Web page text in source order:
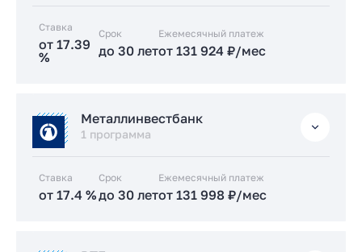
Подать заявку застройщику
Заказать консультацию
Ставка
от 17.39
%
Срок
до 30 лет
Ежемесячный платеж
от 131 924 ₽/мес
от 17.39 % до 30 лет
Заказать консультацию
Металлинвестбанк
1 программа
Ставка
от 17.4 %
Срок
до 30 лет
Ежемесячный платеж
от 131 998 ₽/мес